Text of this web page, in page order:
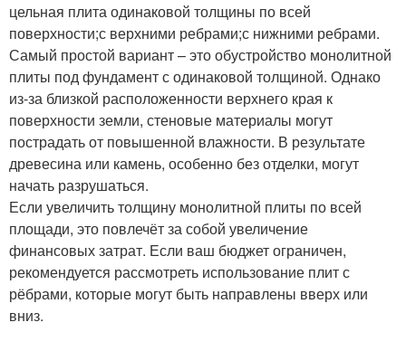
цельная плита одинаковой толщины по всей
поверхности;с верхними ребрами;с нижними ребрами.
Самый простой вариант – это обустройство монолитной
плиты под фундамент с одинаковой толщиной. Однако
из-за близкой расположенности верхнего края к
поверхности земли, стеновые материалы могут
пострадать от повышенной влажности. В результате
древесина или камень, особенно без отделки, могут
начать разрушаться.
Если увеличить толщину монолитной плиты по всей
площади, это повлечёт за собой увеличение
финансовых затрат. Если ваш бюджет ограничен,
рекомендуется рассмотреть использование плит с
рёбрами, которые могут быть направлены вверх или
вниз.